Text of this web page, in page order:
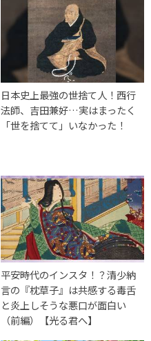
日本史上最強の世捨て人！西行
法師、吉田兼好…実はまったく
「世を捨てて」いなかった！
平安時代のインスタ！？清少納
言の『枕草子』は共感する毒舌
と炎上しそうな悪口が面白い
（前編）【光る君へ】